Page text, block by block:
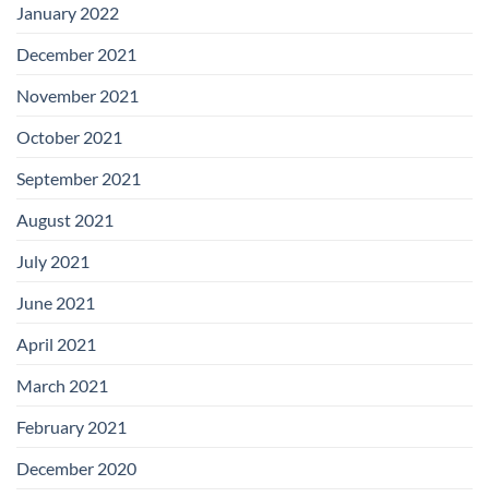
January 2022
December 2021
November 2021
October 2021
September 2021
August 2021
July 2021
June 2021
April 2021
March 2021
February 2021
December 2020